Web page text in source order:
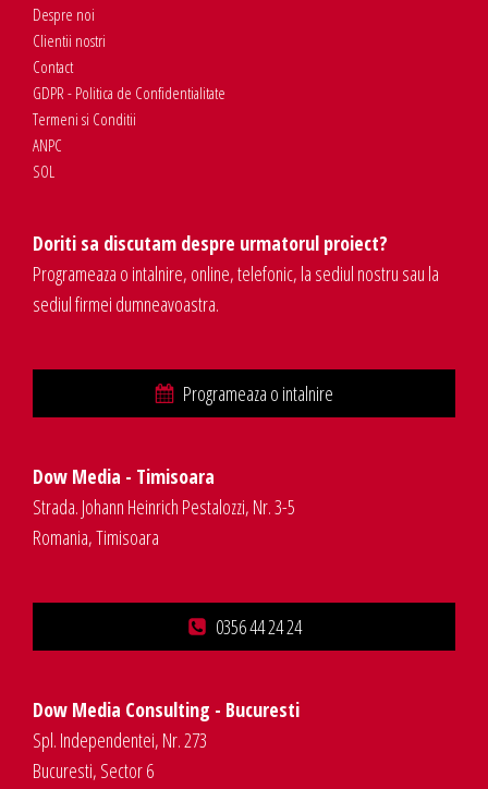
Despre noi
Clientii nostri
Contact
GDPR - Politica de Confidentialitate
Termeni si Conditii
ANPC
SOL
Doriti sa discutam despre urmatorul proiect?
Programeaza o intalnire, online, telefonic, la sediul nostru sau la
sediul firmei dumneavoastra.
Programeaza o intalnire
Dow Media - Timisoara
Strada. Johann Heinrich Pestalozzi, Nr. 3-5
Romania, Timisoara
0356 44 24 24
Dow Media Consulting - Bucuresti
Spl. Independentei, Nr. 273
Bucuresti, Sector 6